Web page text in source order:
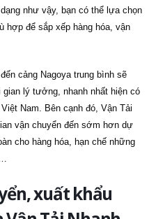
như vậy, bạn có thể lựa chọn
hợp để sắp xếp hàng hóa, vận
cảng Nagoya trung bình sẽ
lý tưởng, nhanh nhất hiện có
Nam. Bên cạnh đó, Vận Tải
vận chuyển đến sớm hơn dự
cho hàng hóa, hạn chế những
xuất khẩu